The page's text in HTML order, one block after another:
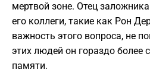
мертвой зоне. Отец
его коллеги, такие как Рон
важность этого вопроса, не
этих людей он гораздо более
памяти.